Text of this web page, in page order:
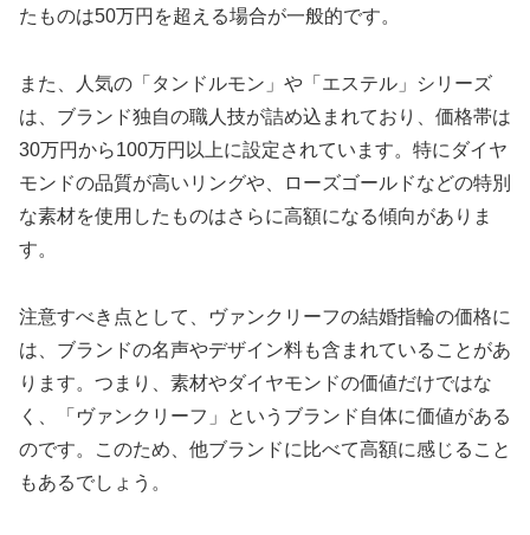
たものは50万円を超える場合が一般的です。
また、人気の「タンドルモン」や「エステル」シリーズ
は、ブランド独自の職人技が詰め込まれており、価格帯は
30万円から100万円以上に設定されています。特にダイヤ
モンドの品質が高いリングや、ローズゴールドなどの特別
な素材を使用したものはさらに高額になる傾向がありま
す。
注意すべき点として、ヴァンクリーフの結婚指輪の価格に
は、ブランドの名声やデザイン料も含まれていることがあ
ります。つまり、素材やダイヤモンドの価値だけではな
く、「ヴァンクリーフ」というブランド自体に価値がある
のです。このため、他ブランドに比べて高額に感じること
もあるでしょう。